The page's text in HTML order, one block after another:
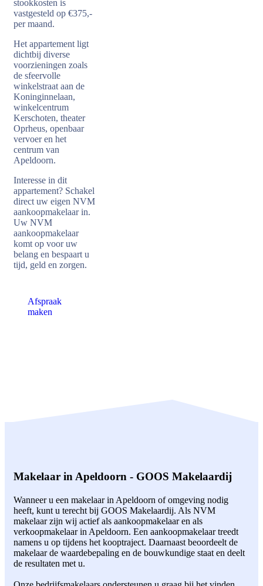
stookkosten is
vastgesteld op €375,-
per maand.
Het appartement ligt
dichtbij diverse
voorzieningen zoals
de sfeervolle
winkelstraat aan de
Koninginnelaan,
winkelcentrum
Kerschoten, theater
Oprheus, openbaar
vervoer en het
centrum van
Apeldoorn.
Interesse in dit
appartement? Schakel
direct uw eigen NVM
aankoopmakelaar in.
Uw NVM
aankoopmakelaar
komt op voor uw
belang en bespaart u
tijd, geld en zorgen.
Afspraak
maken
Makelaar in Apeldoorn - GOOS Makelaardij
Wanneer u een makelaar in Apeldoorn of omgeving nodig
heeft, kunt u terecht bij GOOS Makelaardij. Als NVM
makelaar zijn wij actief als aankoopmakelaar en als
verkoopmakelaar in Apeldoorn. Een aankoopmakelaar treedt
namens u op tijdens het kooptraject. Daarnaast beoordeelt de
makelaar de waardebepaling en de bouwkundige staat en deelt
de resultaten met u.